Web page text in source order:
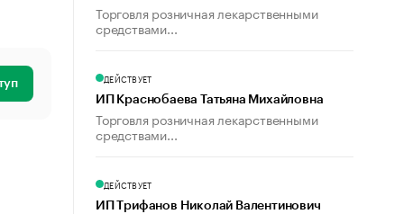
Торговля розничная лекарственными
средствами...
ДЕЙСТВУЕТ
ИП Краснобаева Татьяна Михайловна
Торговля розничная лекарственными
средствами...
ДЕЙСТВУЕТ
ИП Трифанов Николай Валентинович